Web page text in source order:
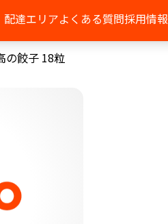
配達エリアよくある質問採用情報
の餃子 18粒